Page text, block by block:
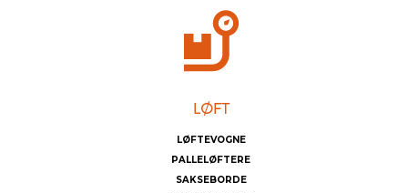
LØFTEVOGNE
PALLELØFTERE
SAKSEBORDE